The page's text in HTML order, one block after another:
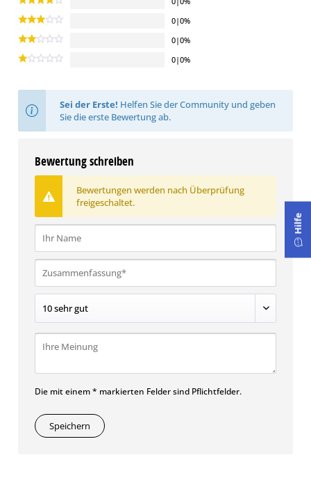
0|0%
0|0%
0|0%
Sei der Erste! Helfen Sie der Community und geben
Sie die erste Bewertung ab.
Bewertung schreiben
Bewertungen werden nach Überprüfung
freigeschaltet.
Die mit einem * markierten Felder sind Pflichtfelder.
Speichern
Hilfe